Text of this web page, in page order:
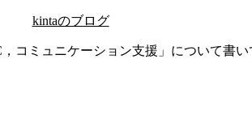
kintaのブログ
コミュニケーション支援」について書